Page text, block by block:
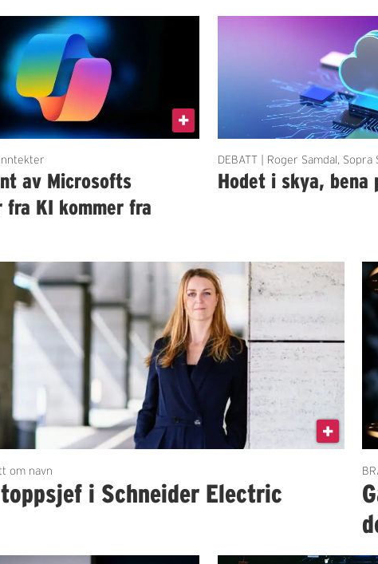
av Microsofts
fra KI kommer fra
DEBATT | Roger Samdal, Sopra
Hodet i skya, bena
om navn
i Schneider Electric